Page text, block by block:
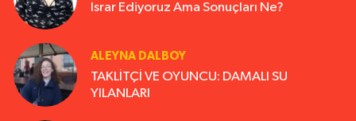
Israr Ediyoruz Ama Sonuçları Ne?
ALEYNA DALBOY
TAKLİTÇİ VE OYUNCU: DAMALI SU
YILANLARI